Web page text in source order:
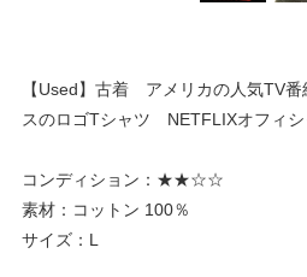
【Used】古着 アメリカの人気TV
スのロゴTシャツ NETFLIXオフィシ
コンディション：★★☆☆
素材：コットン 100％
サイズ：L